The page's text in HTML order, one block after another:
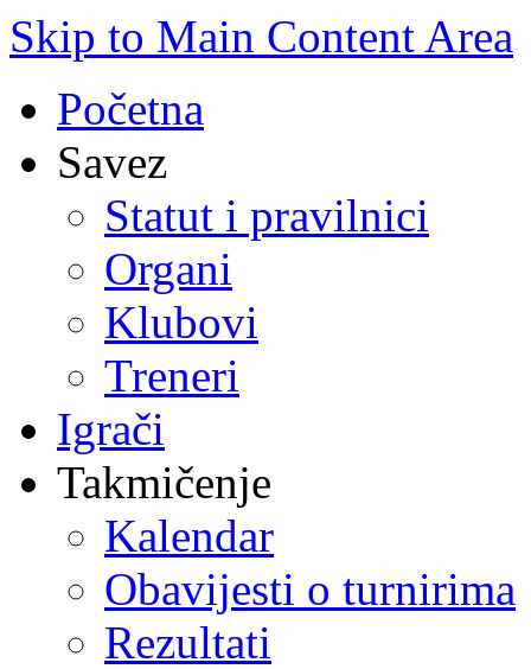
Skip to Main Content Area
Početna
Savez
Statut i pravilnici
Organi
Klubovi
Treneri
Igrači
Takmičenje
Kalendar
Obavijesti o turnirima
Rezultati